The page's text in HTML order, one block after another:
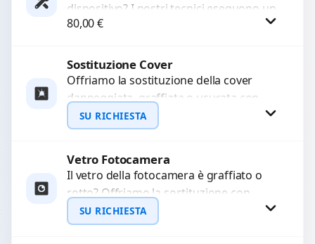
dispositivo? I nostri tecnici eseguono un
check-up completo con strumenti
80,00€
Procedi
Sostituzione Cover
Offriamo la sostituzione della cover
danneggiata, graffiata o usurata con
ricambi di alta qualità e garantiti.
Ripristiniamo l’aspetto estetico e...
SU RICHIESTA
Richiedi Preventivo
WhatsApp
Vetro Fotocamera
Il vetro della fotocamera è graffiato o
rotto? Offriamo la sostituzione con
ricambi di alta qualità garantiti per 3
mesi....
SU RICHIESTA